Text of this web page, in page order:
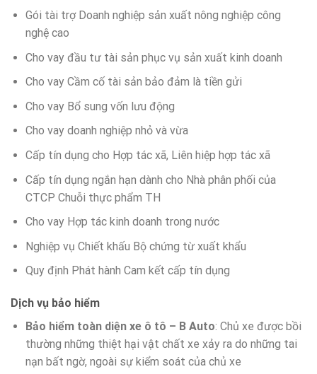
Gói tài trợ Doanh nghiệp sản xuất nông nghiệp công
nghệ cao
Cho vay đầu tư tài sản phục vụ sản xuất kinh doanh
Cho vay Cầm cố tài sản bảo đảm là tiền gửi
Cho vay Bổ sung vốn lưu động
Cho vay doanh nghiệp nhỏ và vừa
Cấp tín dụng cho Hợp tác xã, Liên hiệp hợp tác xã
Cấp tín dụng ngắn hạn dành cho Nhà phân phối của
CTCP Chuỗi thực phẩm TH
Cho vay Hợp tác kinh doanh trong nước
Nghiệp vụ Chiết khấu Bộ chứng từ xuất khẩu
Quy định Phát hành Cam kết cấp tín dụng
Dịch vụ bảo hiểm
Bảo hiểm toàn diện xe ô tô – B Auto: Chủ xe được bồi
thường những thiệt hại vật chất xe xảy ra do những tai
nạn bất ngờ, ngoài sự kiểm soát của chủ xe